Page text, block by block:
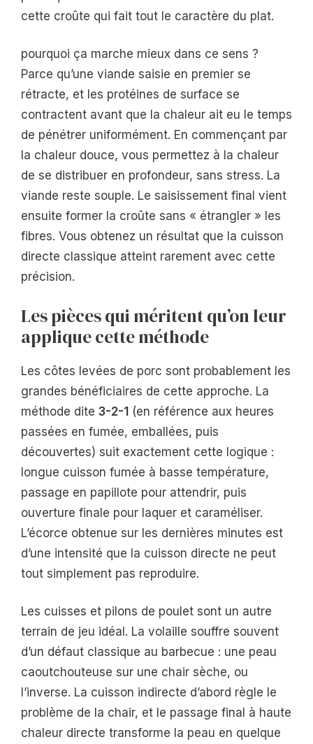
cette croûte qui fait tout le caractère du plat.
pourquoi ça marche mieux dans ce sens ?
Parce qu’une viande saisie en premier se
rétracte, et les protéines de surface se
contractent avant que la chaleur ait eu le temps
de pénétrer uniformément. En commençant par
la chaleur douce, vous permettez à la chaleur
de se distribuer en profondeur, sans stress. La
viande reste souple. Le saisissement final vient
ensuite former la croûte sans « étrangler » les
fibres. Vous obtenez un résultat que la cuisson
directe classique atteint rarement avec cette
précision.
Les pièces qui méritent qu’on leur
applique cette méthode
Les côtes levées de porc sont probablement les
grandes bénéficiaires de cette approche. La
méthode dite 3-2-1 (en référence aux heures
passées en fumée, emballées, puis
découvertes) suit exactement cette logique :
longue cuisson fumée à basse température,
passage en papillote pour attendrir, puis
ouverture finale pour laquer et caraméliser.
L’écorce obtenue sur les dernières minutes est
d’une intensité que la cuisson directe ne peut
tout simplement pas reproduire.
Les cuisses et pilons de poulet sont un autre
terrain de jeu idéal. La volaille souffre souvent
d’un défaut classique au barbecue : une peau
caoutchouteuse sur une chair sèche, ou
l’inverse. La cuisson indirecte d’abord règle le
problème de la chair, et le passage final à haute
chaleur directe transforme la peau en quelque